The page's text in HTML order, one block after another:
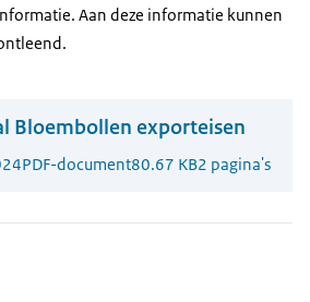
Aan deze informatie kunnen
Bloembollen exporteisen
PDF-document80.67 KB2 pagina's